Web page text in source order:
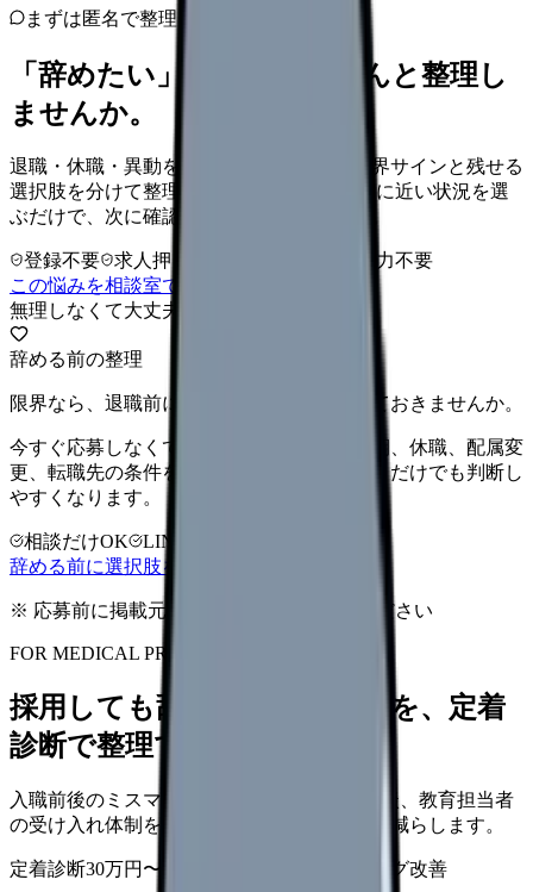
まずは匿名で整理
「辞めたい」を、カンゴさんと整理し
ませんか。
退職・休職・異動を急いで決める前に、限界サインと残せる
選択肢を分けて整理します。 「辞めたい」に近い状況を選
ぶだけで、次に確認することまで進めます。
登録不要 求人押し売りなし
病院名は入力不要
この悩みを相談室で整理する
無理しなくて大丈夫
辞める前の整理
限界なら、退職前に次の逃げ道だけ確保しておきませんか。
今すぐ応募しなくても大丈夫です。退職時期、休職、配属変
更、転職先の条件を第三者に整理してもらうだけでも判断し
やすくなります。
相談だけOK LINE相談OK
辞める前に選択肢を確認する
※ 応募前に掲載元の最新情報を確認してください
FOR MEDICAL PROVIDERS
採用しても辞めてしまう原因を、定着
診断で整理できます
入職前後のミスマッチ、初月面談、3ヶ月面談、教育担当者
の受け入れ体制を見直し、早期離職の再発を減らします。
定着診断30万円〜 オンボーディング改善